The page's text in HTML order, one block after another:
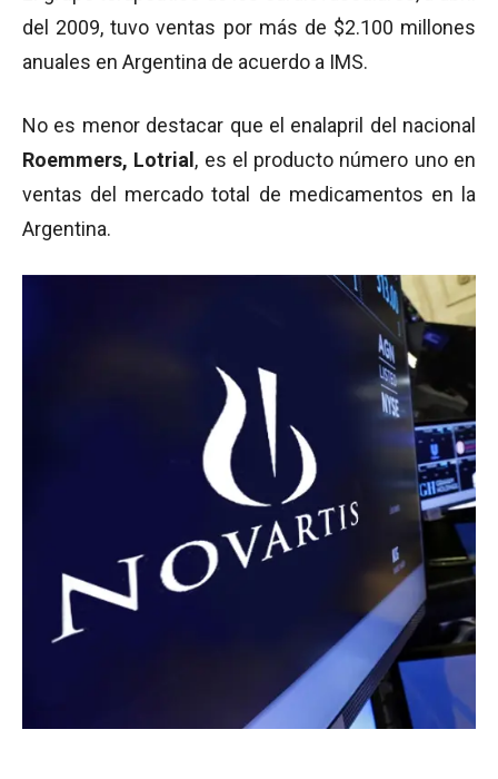
del 2009, tuvo ventas por más de $2.100 millones
anuales en Argentina de acuerdo a IMS.
No es menor destacar que el enalapril del nacional
Roemmers, Lotrial , es el producto número uno en
ventas del mercado total de medicamentos en la
Argentina.